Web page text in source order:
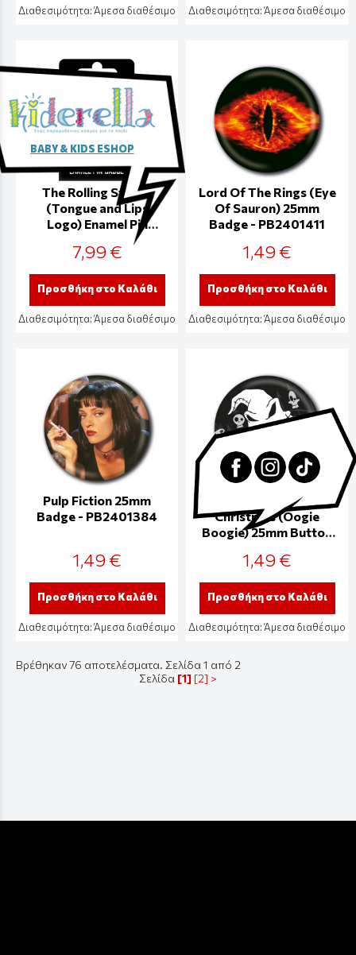
Διαθεσιμότητα:Άμεσα διαθέσιμο Διαθεσιμότητα:Άμεσα διαθέσιμο
The Rolling Stones
(Tongue and Lips
Logo) Enamel Pin
Badge - PBE5591
7,99 €
Προσθήκη στο Καλάθι
Διαθεσιμότητα:Άμεσα διαθέσιμο
Lord Of The Rings (Eye
Of Sauron) 25mm
Badge - PB2401411
1,49 €
Προσθήκη στο Καλάθι
Διαθεσιμότητα:Άμεσα διαθέσιμο
Pulp Fiction 25mm
Badge - PB2401384
1,49 €
Προσθήκη στο Καλάθι
Διαθεσιμότητα:Άμεσα διαθέσιμο
The Nightmare Before
Christmas (Oogie
Boogie) 25mm Button
PB2400927
1,49 €
Προσθήκη στο Καλάθι
Διαθεσιμότητα:Άμεσα διαθέσιμο
Βρέθηκαν 76 αποτελέσματα. Σελίδα 1 από 2
Σελίδα [1] [2] >
BABY & KIDS ESHOP